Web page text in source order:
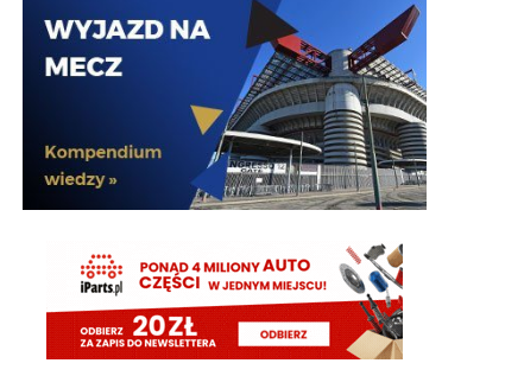
od 2 letnich okienek nie wzmocniono oprócz może
akanjiego pierwszego składu
El_Imprezatore
07.08.2026 00:39
fejki czy nie to nasze okienko wygląda jak fejk
Claudio 07.08.2026 00:33
Było tyle fejków i gównoinformacji w tym okienku i
niektórzy nadal łykają wszystko co pismaki
Claudio 07.08.2026 00:31
no tak napewno my wiemy co Chivu myśli....
El_Imprezatore 07.08.2026 00:09